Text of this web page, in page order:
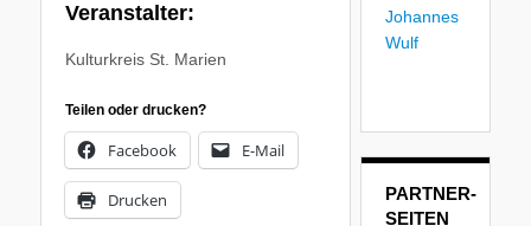
Veranstalter:
Kulturkreis St. Marien
Teilen oder drucken?
Facebook E-Mail
Drucken
PARTNER-
SEITEN